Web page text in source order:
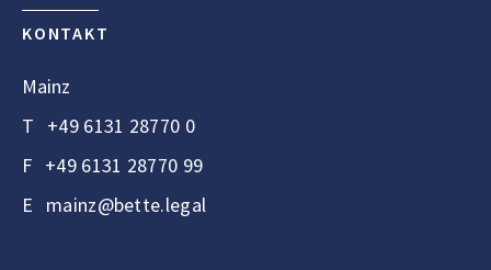
KONTAKT
Mainz
T +49 6131 28770 0
F +49 6131 28770 99
E mainz@bette.legal